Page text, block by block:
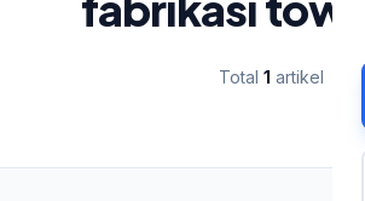
Total 1 artikel